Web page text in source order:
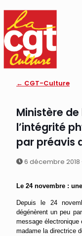
← CGT-Culture
Ministère
l’intégrité
par préavis
6 décembre
Le 24 novembre :
Depuis le 24
dégénèrent un peu
message électronique
madame la directrice